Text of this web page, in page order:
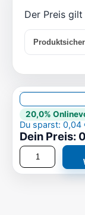
Der Preis
20,0%
Du sparst: 0,04
Dein Preis: